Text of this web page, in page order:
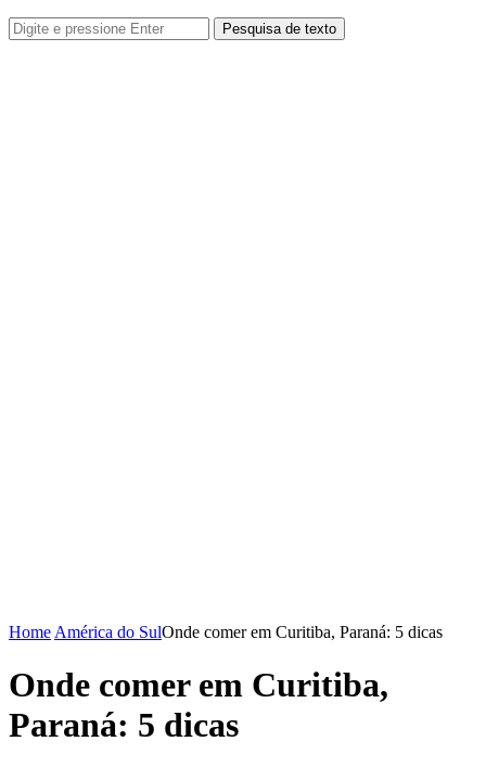
Pesquisa de texto
Home América do SulOnde comer em Curitiba, Paraná: 5 dicas
Onde comer em Curitiba,
Paraná: 5 dicas